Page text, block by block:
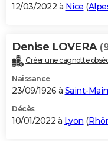
12/03/2022 à Nice (
Denise LOVERA
Créer une cagnotte
Naissance
23/09/1926 à Saint-
Décès
10/01/2022 à Lyon (